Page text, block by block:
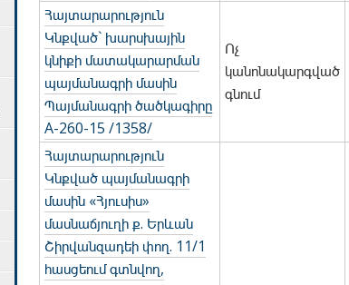
Հայտարարություն
Կնքված` խարսխային
կնիքի մատակարարման
պայմանագրի մասին
Պայմանագրի ծածկագիրը
A-260-15 /1358/
Ոչ
կանոնակարգված
գնում
Հայտարարություն
Կնքված պայմանագրի
մասին «Հյուսիս»
մասնաճյուղի ք. Երևան
Շիրվանզադեի փող. 11/1
հասցեում գտնվող,